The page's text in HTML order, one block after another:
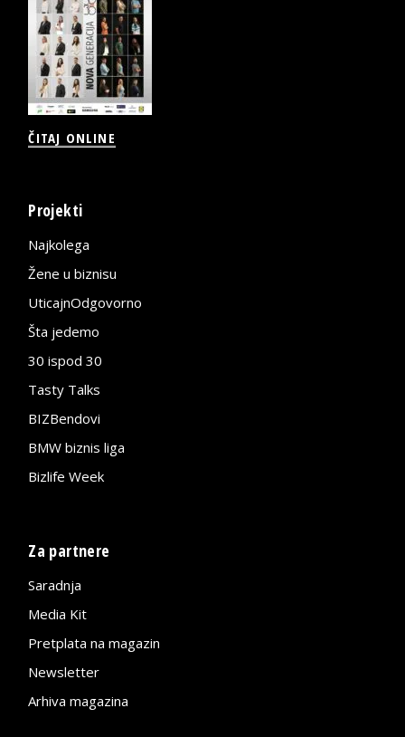
ČITAJ ONLINE
Projekti
Najkolega
Žene u biznisu
UticajnOdgovorno
Šta jedemo
30 ispod 30
Tasty Talks
BIZBendovi
BMW biznis liga
Bizlife Week
Za partnere
Saradnja
Media Kit
Pretplata na magazin
Newsletter
Arhiva magazina